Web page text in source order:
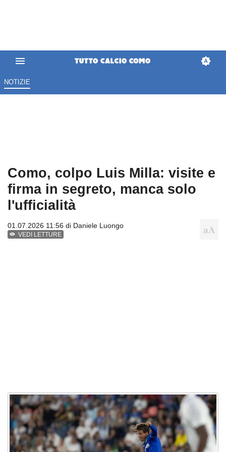
NOTIZIE
Como, colpo Luis Milla: visite e
firma in segreto, manca solo
l'ufficialità
01.07.2026 11:56 di Daniele Luongo
VEDI LETTURE